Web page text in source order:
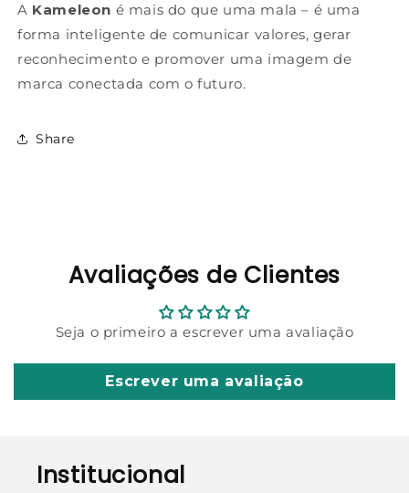
A Kameleon é mais do que uma mala – é uma
forma inteligente de comunicar valores, gerar
reconhecimento e promover uma imagem de
marca conectada com o futuro.
Share
Avaliações de Clientes
Seja o primeiro a escrever uma avaliação
Escrever uma avaliação
Institucional